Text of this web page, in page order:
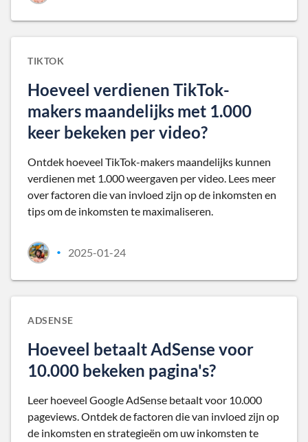
TIKTOK
Hoeveel verdienen TikTok-
makers maandelijks met 1.000
keer bekeken per video?
Ontdek hoeveel TikTok-makers maandelijks kunnen
verdienen met 1.000 weergaven per video. Lees meer
over factoren die van invloed zijn op de inkomsten en
tips om de inkomsten te maximaliseren.
• 2025-01-24
ADSENSE
Hoeveel betaalt AdSense voor
10.000 bekeken pagina's?
Leer hoeveel Google AdSense betaalt voor 10.000
pageviews. Ontdek de factoren die van invloed zijn op
de inkomsten en strategieën om uw inkomsten te